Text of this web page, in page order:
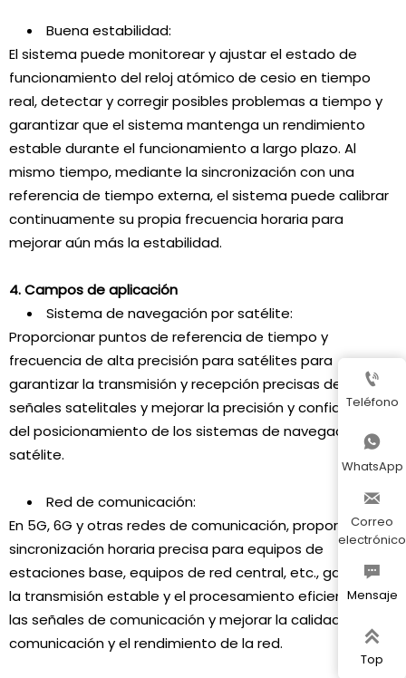
Buena estabilidad:
El sistema puede monitorear y ajustar el estado de
funcionamiento del reloj atómico de cesio en tiempo
real, detectar y corregir posibles problemas a tiempo y
garantizar que el sistema mantenga un rendimiento
estable durante el funcionamiento a largo plazo. Al
mismo tiempo, mediante la sincronización con una
referencia de tiempo externa, el sistema puede calibrar
continuamente su propia frecuencia horaria para
mejorar aún más la estabilidad.
4. Campos de aplicación
Sistema de navegación por satélite:
Proporcionar puntos de referencia de tiempo y
frecuencia de alta precisión para satélites para
garantizar la transmisión y recepción precisas de
señales satelitales y mejorar la precisión y confiabilidad
del posicionamiento de los sistemas de navegación por
satélite.
Red de comunicación:
En 5G, 6G y otras redes de comunicación, proporcionar
sincronización horaria precisa para equipos de
estaciones base, equipos de red central, etc., garantizar
la transmisión estable y el procesamiento eficiente de
las señales de comunicación y mejorar la calidad de la
comunicación y el rendimiento de la red.

Teléfono

WhatsApp

Correo
electrónico

Mensaje

Top